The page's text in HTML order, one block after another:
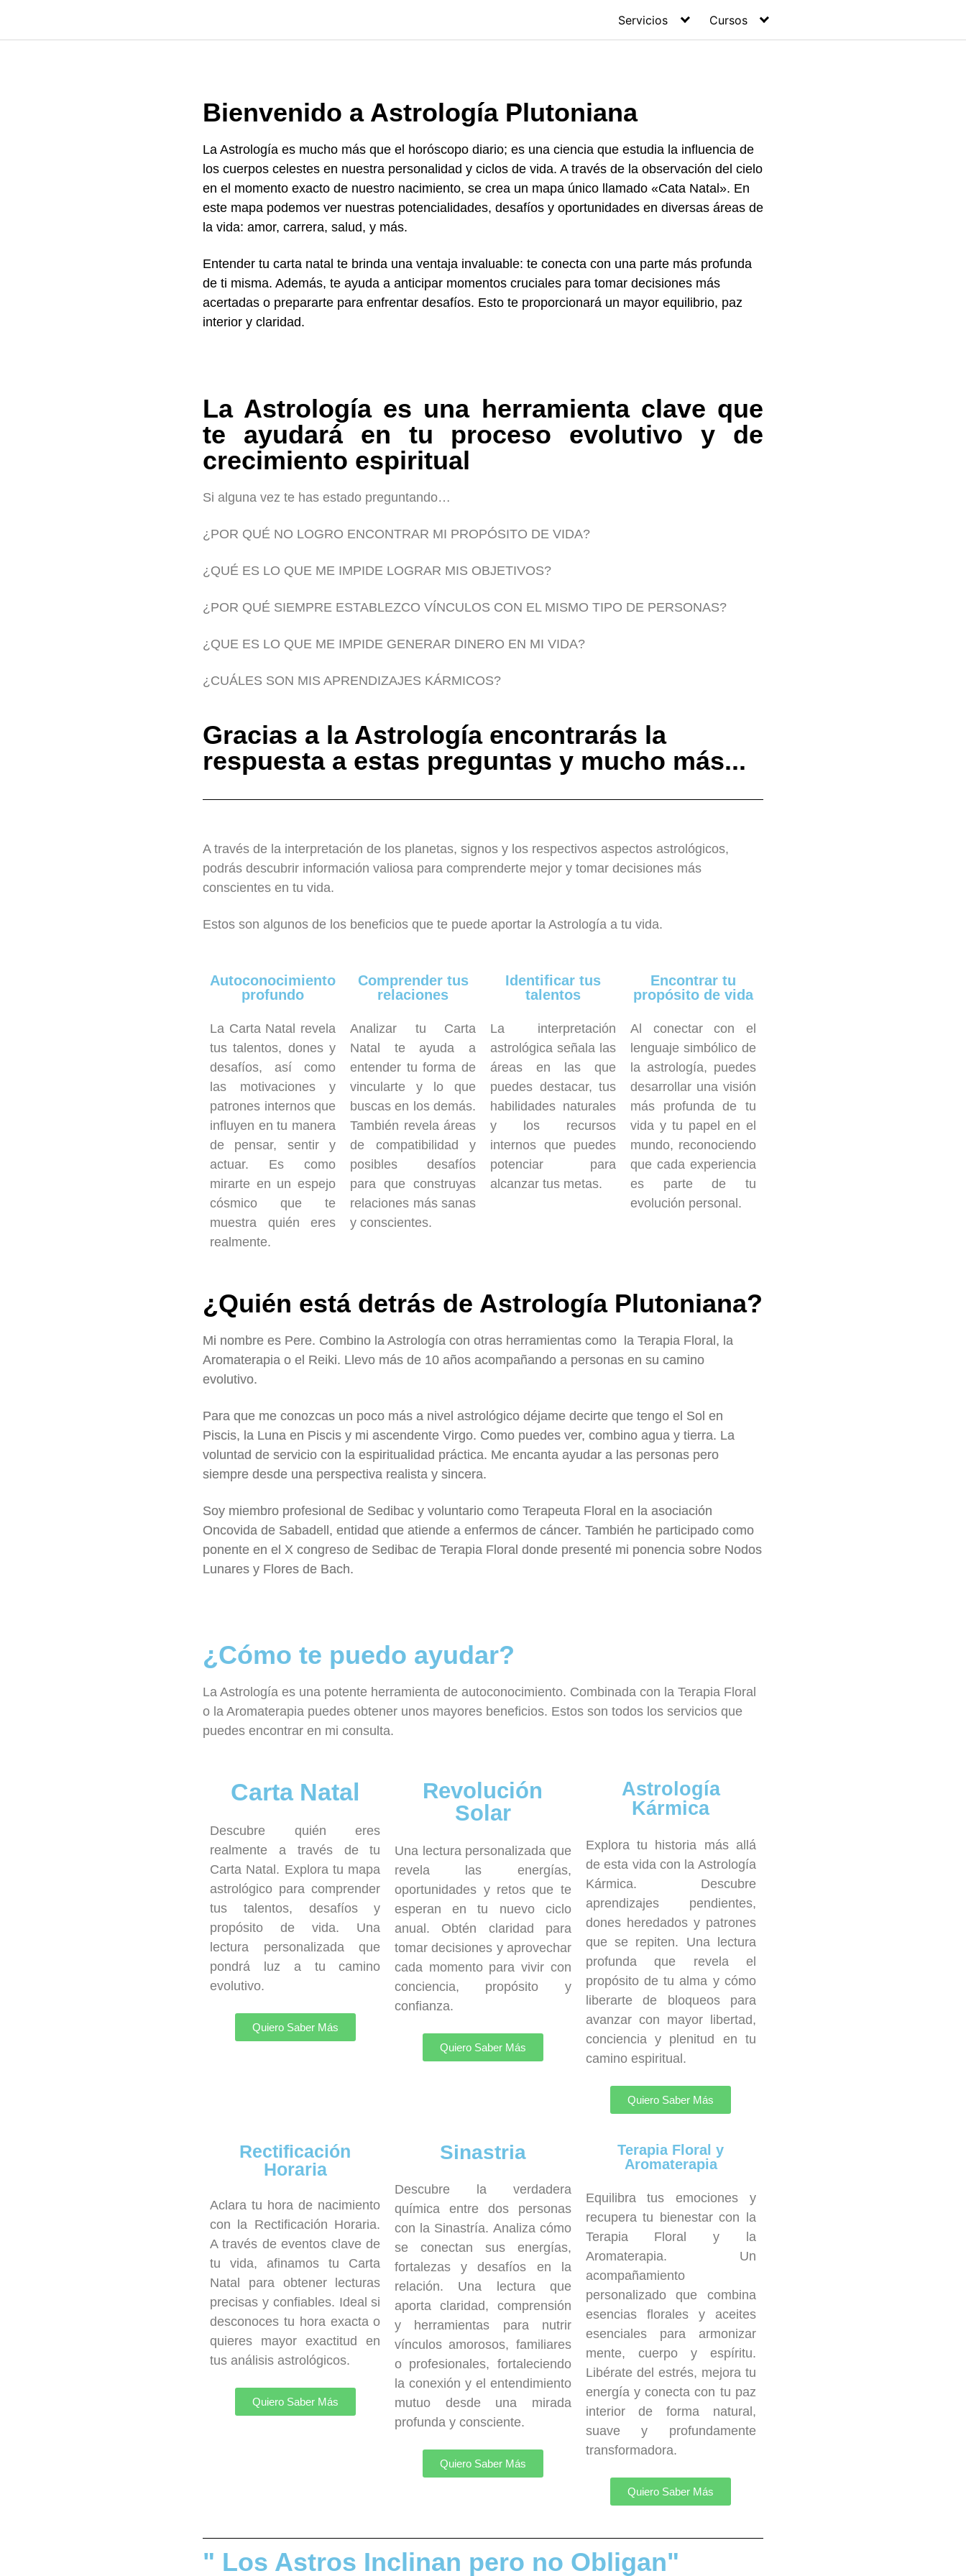
Servicios Cursos
Bienvenido a Astrología Plutoniana
La Astrología es mucho más que el horóscopo diario; es una ciencia que estudia la influencia de
los cuerpos celestes en nuestra personalidad y ciclos de vida. A través de la observación del cielo
en el momento exacto de nuestro nacimiento, se crea un mapa único llamado «Cata Natal». En
este mapa podemos ver nuestras potencialidades, desafíos y oportunidades en diversas áreas de
la vida: amor, carrera, salud, y más.
Entender tu carta natal te brinda una ventaja invaluable: te conecta con una parte más profunda
de ti misma. Además, te ayuda a anticipar momentos cruciales para tomar decisiones más
acertadas o prepararte para enfrentar desafíos. Esto te proporcionará un mayor equilibrio, paz
interior y claridad.
La Astrología es una herramienta clave que
te ayudará en tu proceso evolutivo y de
crecimiento espiritual
Si alguna vez te has estado preguntando…
¿POR QUÉ NO LOGRO ENCONTRAR MI PROPÓSITO DE VIDA?
¿QUÉ ES LO QUE ME IMPIDE LOGRAR MIS OBJETIVOS?
¿POR QUÉ SIEMPRE ESTABLEZCO VÍNCULOS CON EL MISMO TIPO DE PERSONAS?
¿QUE ES LO QUE ME IMPIDE GENERAR DINERO EN MI VIDA?
¿CUÁLES SON MIS APRENDIZAJES KÁRMICOS?
Gracias a la Astrología encontrarás la
respuesta a estas preguntas y mucho más...
A través de la interpretación de los planetas, signos y los respectivos aspectos astrológicos,
podrás descubrir información valiosa para comprenderte mejor y tomar decisiones más
conscientes en tu vida.
Estos son algunos de los beneficios que te puede aportar la Astrología a tu vida.
Autoconocimiento
profundo
La Carta Natal revela
tus talentos, dones y
desafíos, así como
las motivaciones y
patrones internos que
influyen en tu manera
de pensar, sentir y
actuar. Es como
mirarte en un espejo
cósmico que te
muestra quién eres
realmente.
Comprender tus
relaciones
Analizar tu Carta
Natal te ayuda a
entender tu forma de
vincularte y lo que
buscas en los demás.
También revela áreas
de compatibilidad y
posibles desafíos
para que construyas
relaciones más sanas
y conscientes.
Identificar tus
talentos
La interpretación
astrológica señala las
áreas en las que
puedes destacar, tus
habilidades naturales
y los recursos
internos que puedes
potenciar para
alcanzar tus metas.
Encontrar tu
propósito de vida
Al conectar con el
lenguaje simbólico de
la astrología, puedes
desarrollar una visión
más profunda de tu
vida y tu papel en el
mundo, reconociendo
que cada experiencia
es parte de tu
evolución personal.
¿Quién está detrás de Astrología Plutoniana?
Mi nombre es Pere. Combino la Astrología con otras herramientas como la Terapia Floral, la
Aromaterapia o el Reiki. Llevo más de 10 años acompañando a personas en su camino
evolutivo.
Para que me conozcas un poco más a nivel astrológico déjame decirte que tengo el Sol en
Piscis, la Luna en Piscis y mi ascendente Virgo. Como puedes ver, combino agua y tierra. La
voluntad de servicio con la espiritualidad práctica. Me encanta ayudar a las personas pero
siempre desde una perspectiva realista y sincera.
Soy miembro profesional de Sedibac y voluntario como Terapeuta Floral en la asociación
Oncovida de Sabadell, entidad que atiende a enfermos de cáncer. También he participado como
ponente en el X congreso de Sedibac de Terapia Floral donde presenté mi ponencia sobre Nodos
Lunares y Flores de Bach.
¿Cómo te puedo ayudar?
La Astrología es una potente herramienta de autoconocimiento. Combinada con la Terapia Floral
o la Aromaterapia puedes obtener unos mayores beneficios. Estos son todos los servicios que
puedes encontrar en mi consulta.
Carta Natal
Descubre quién eres
realmente a través de tu
Carta Natal. Explora tu mapa
astrológico para comprender
tus talentos, desafíos y
propósito de vida. Una
lectura personalizada que
pondrá luz a tu camino
evolutivo.
Quiero Saber Más
Revolución
Solar
Una lectura personalizada que
revela las energías,
oportunidades y retos que te
esperan en tu nuevo ciclo
anual. Obtén claridad para
tomar decisiones y aprovechar
cada momento para vivir con
conciencia, propósito y
confianza.
Quiero Saber Más
Astrología
Kármica
Explora tu historia más allá
de esta vida con la Astrología
Kármica. Descubre
aprendizajes pendientes,
dones heredados y patrones
que se repiten. Una lectura
profunda que revela el
propósito de tu alma y cómo
liberarte de bloqueos para
avanzar con mayor libertad,
conciencia y plenitud en tu
camino espiritual.
Quiero Saber Más
Rectificación
Horaria
Aclara tu hora de nacimiento
con la Rectificación Horaria.
A través de eventos clave de
tu vida, afinamos tu Carta
Natal para obtener lecturas
precisas y confiables. Ideal si
desconoces tu hora exacta o
quieres mayor exactitud en
tus análisis astrológicos.
Quiero Saber Más
Sinastria
Descubre la verdadera
química entre dos personas
con la Sinastría. Analiza cómo
se conectan sus energías,
fortalezas y desafíos en la
relación. Una lectura que
aporta claridad, comprensión
y herramientas para nutrir
vínculos amorosos, familiares
o profesionales, fortaleciendo
la conexión y el entendimiento
mutuo desde una mirada
profunda y consciente.
Quiero Saber Más
Terapia Floral y
Aromaterapia
Equilibra tus emociones y
recupera tu bienestar con la
Terapia Floral y la
Aromaterapia. Un
acompañamiento
personalizado que combina
esencias florales y aceites
esenciales para armonizar
mente, cuerpo y espíritu.
Libérate del estrés, mejora tu
energía y conecta con tu paz
interior de forma natural,
suave y profundamente
transformadora.
Quiero Saber Más
" Los Astros Inclinan pero no Obligan"